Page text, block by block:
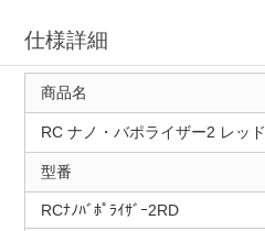
仕様詳細
商品名
RC ナノ・バポライザー2 レッド
型番
RCﾅﾉﾊﾞﾎﾟﾗｲｻﾞｰ2RD